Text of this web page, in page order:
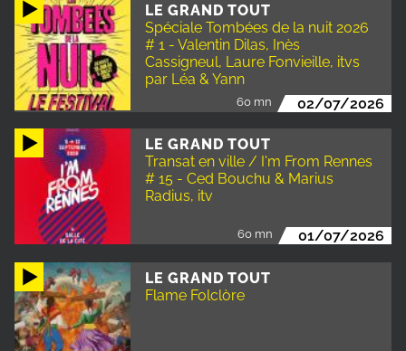
LE GRAND TOUT
Spéciale Tombées de la nuit 2026
# 1 - Valentin Dilas, Inès
Cassigneul, Laure Fonvieille, itvs
par Léa & Yann
60 mn 02/07/2026
LE GRAND TOUT
Transat en ville / I'm From Rennes
# 15 - Ced Bouchu & Marius
Radius, itv
60 mn 01/07/2026
LE GRAND TOUT
Flame Folclòre